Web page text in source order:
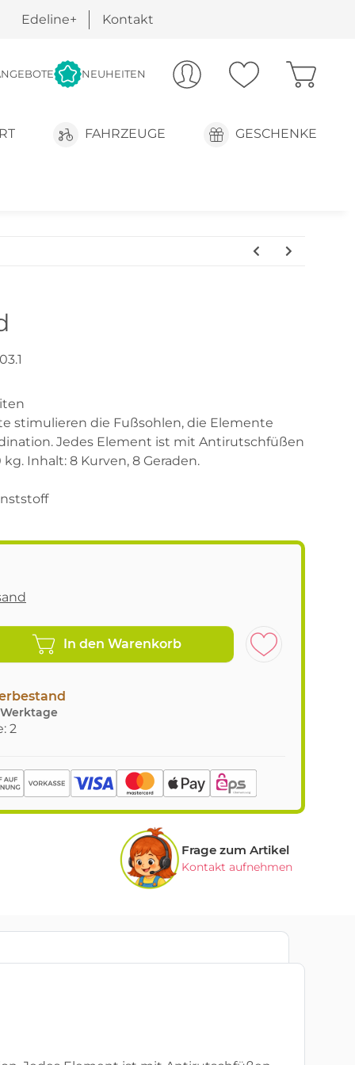
Edeline+ Kontakt
NEUHEITEN
FAHRZEUGE GESCHENKE
stimulieren die Fußsohlen, die Elemente
Jedes Element ist mit Antirutschfüßen
Inhalt: 8 Kurven, 8 Geraden.
In den Warenkorb
2
Frage zum Artikel
Kontakt aufnehmen